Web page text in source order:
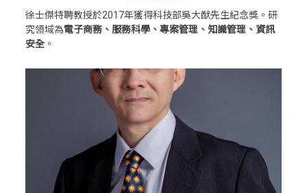
徐士傑特聘教授於2017年獲得科技部吳大猷先生紀念獎。研
究領域為電子商務、服務科學、專案管理、知識管理、資訊
安全 。